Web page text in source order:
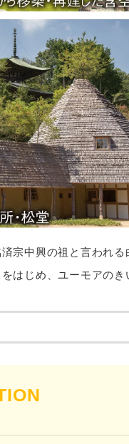
宗中興の祖と言われ
はじめ、ユーモアの